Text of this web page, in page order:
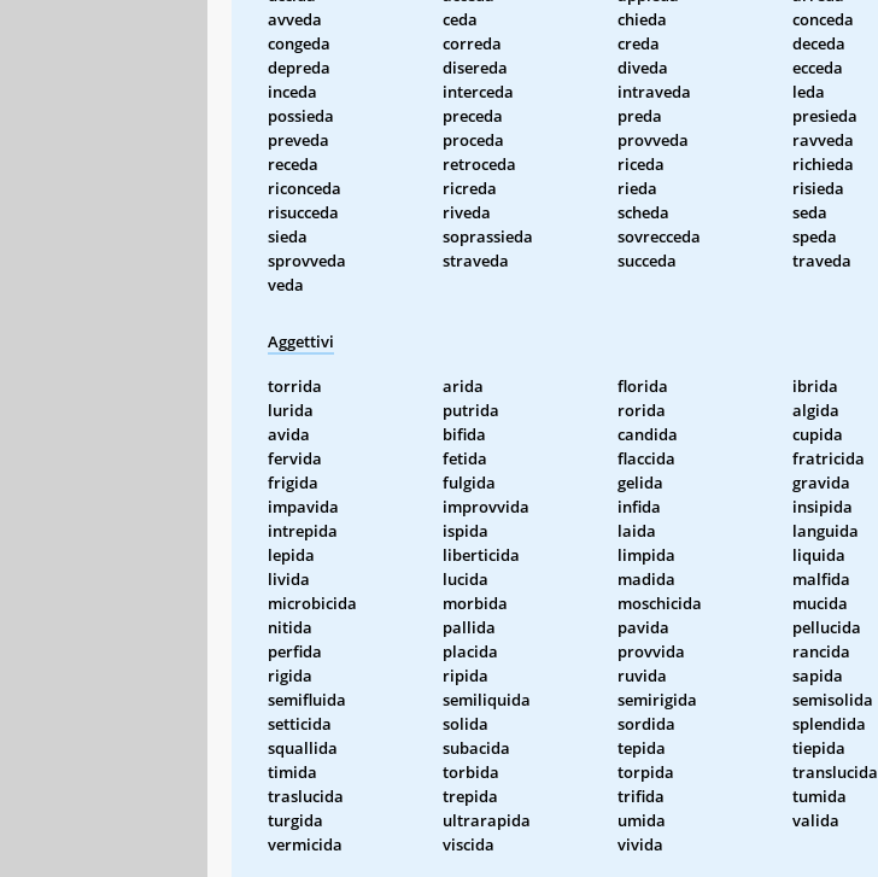
avveda
ceda chieda
conceda
congeda
correda creda
deceda
depreda
disereda diveda
ecceda
inceda
interceda intraveda
leda
possieda
preceda preda
presieda
preveda
proceda provveda
ravveda
receda
retroceda riceda
richieda
riconceda
ricreda rieda
risieda
risucceda
riveda scheda
seda
sieda
soprassieda sovrecceda
speda
sprovveda
straveda succeda
traveda
veda
Aggettivi
torrida arida florida
ibrida
lurida
putrida rorida
algida
avida
bifida candida
cupida
fervida
fetida flaccida
fratricida
frigida
fulgida gelida
gravida
impavida
improvvida infida
insipida
intrepida
ispida laida
languida
lepida
liberticida limpida
liquida
livida
lucida madida
malfida
microbicida
morbida moschicida
mucida
nitida
pallida pavida
pellucida
perfida
placida provvida
rancida
rigida
ripida ruvida
sapida
semifluida
semiliquida semirigida
semisolida
setticida
solida sordida
splendida
squallida
subacida tepida
tiepida
timida
torbida torpida
translucida
traslucida
trepida trifida
tumida
turgida
ultrarapida umida
valida
vermicida
viscida vivida